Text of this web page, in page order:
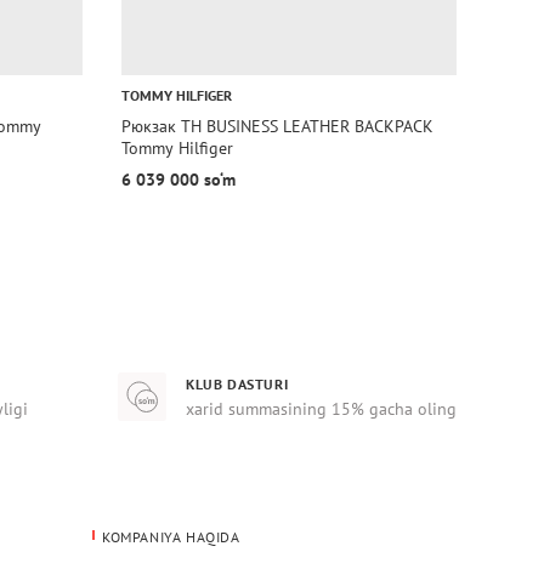
TOMMY HILFIGER
Рюкзак TH BUSINESS LEATHER BACKPACK
Tommy Hilfiger
6 039 000 so‘m
KLUB DASTURI
xarid summasining 15% gacha oling
KOMPANIYA HAQIDA